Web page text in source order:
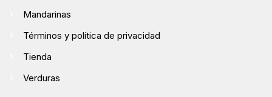
Mandarinas
Términos y política de privacidad
Tienda
Verduras